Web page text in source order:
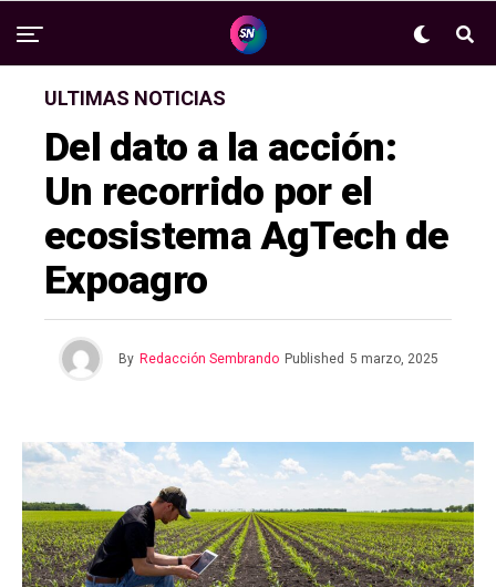
ULTIMAS NOTICIAS
Del dato a la acción:
Un recorrido por el
ecosistema AgTech de
Expoagro
By Redacción Sembrando Published 5 marzo, 2025